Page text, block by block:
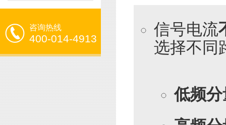
咨询热线
400-014-4913
信号电流
选择不同
低频分